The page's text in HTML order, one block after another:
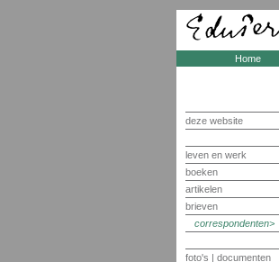
Home
deze website
leven en werk
boeken
artikelen
brieven
correspondenten
foto's | documenten